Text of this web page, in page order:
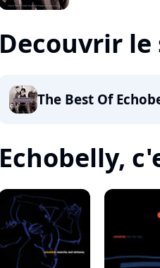
Decouvrir le
The Best Of
Echobelly,